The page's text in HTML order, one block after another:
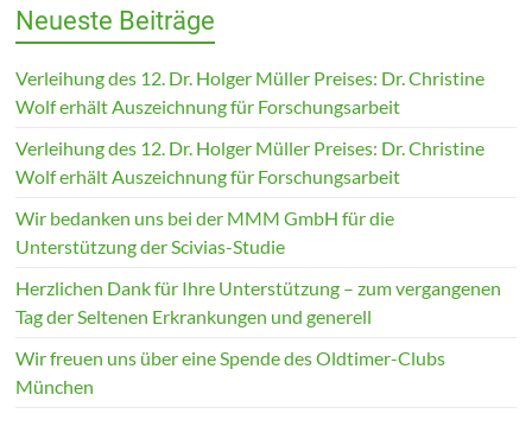
Neueste Beiträge
Verleihung des 12. Dr. Holger Müller Preises: Dr. Christine
Wolf erhält Auszeichnung für Forschungsarbeit
Verleihung des 12. Dr. Holger Müller Preises: Dr. Christine
Wolf erhält Auszeichnung für Forschungsarbeit
Wir bedanken uns bei der MMM GmbH für die
Unterstützung der Scivias-Studie
Herzlichen Dank für Ihre Unterstützung – zum vergangenen
Tag der Seltenen Erkrankungen und generell
Wir freuen uns über eine Spende des Oldtimer-Clubs
München